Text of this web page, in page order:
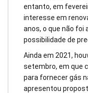
entanto, em
interesse em
anos, o que não foi
possibilidade de
Ainda em 2021,
setembro, em que
para fornecer gás
apresentou